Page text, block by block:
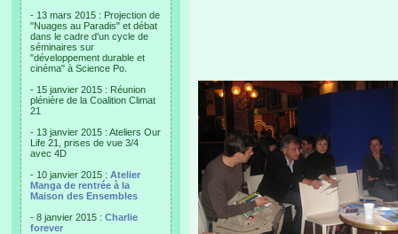
- 13 mars 2015 : Projection de
"Nuages au Paradis" et débat
dans le cadre d'un cycle de
séminaires sur
"développement durable et
cinéma" à Science Po.
- 15 janvier 2015 : Réunion
plénière de la Coalition Climat
21
- 13 janvier 2015 : Ateliers Our
Life 21, prises de vue 3/4
avec 4D
- 10 janvier 2015 : Atelier
Manga de rentrée à la
Maison des Ensembles
- 8 janvier 2015 : Charlie
forever